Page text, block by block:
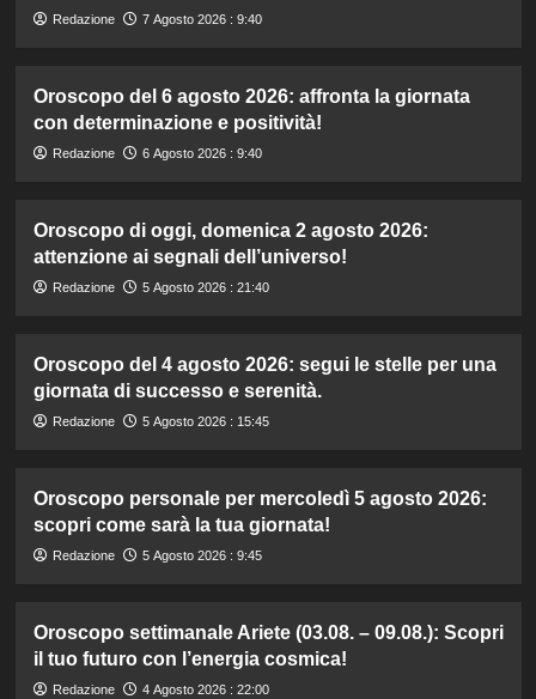
Redazione 7 Agosto 2026 : 9:40
Oroscopo del 6 agosto 2026: affronta la giornata
con determinazione e positività!
Redazione 6 Agosto 2026 : 9:40
Oroscopo di oggi, domenica 2 agosto 2026:
attenzione ai segnali dell’universo!
Redazione 5 Agosto 2026 : 21:40
Oroscopo del 4 agosto 2026: segui le stelle per una
giornata di successo e serenità.
Redazione 5 Agosto 2026 : 15:45
Oroscopo personale per mercoledì 5 agosto 2026:
scopri come sarà la tua giornata!
Redazione 5 Agosto 2026 : 9:45
Oroscopo settimanale Ariete (03.08. – 09.08.): Scopri
il tuo futuro con l’energia cosmica!
Redazione 4 Agosto 2026 : 22:00